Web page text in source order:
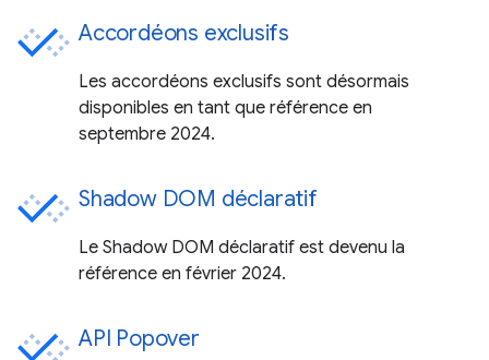
Accordéons exclusifs
Les accordéons exclusifs sont désormais
disponibles en tant que référence en
septembre 2024.
Shadow DOM déclaratif
Le Shadow DOM déclaratif est devenu la
référence en février 2024.
API Popover